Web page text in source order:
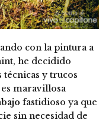
con la pintura a
he decidido
y trucos
maravillosa
fastidioso ya que
sin necesidad de